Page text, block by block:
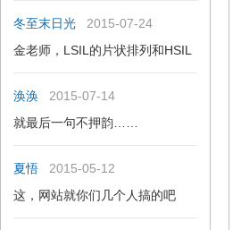
冬至末日光
2015-07-24
金老师，LSIL的片状排列和HSIL
涣涣
2015-07-14
就最后一句不押韵……
夏悟
2015-05-12
这，网站就你们几个人搞的吧